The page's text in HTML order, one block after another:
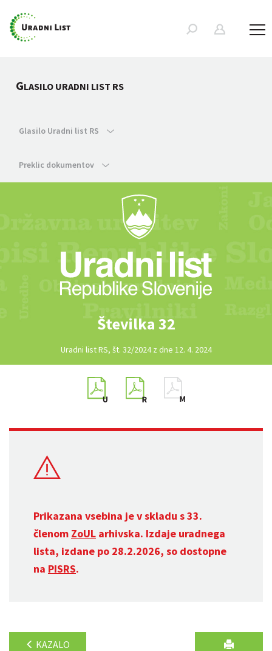
GLASILO URADNI LIST RS
Glasilo Uradni list RS
Preklic dokumentov
Številka 32
Uradni list RS, št. 32/2024 z dne 12. 4. 2024
Prikazana vsebina je v skladu s 33.
členom ZoUL arhivska. Izdaje uradnega
lista, izdane po 28.2.2026, so dostopne
na PISRS.
KAZALO